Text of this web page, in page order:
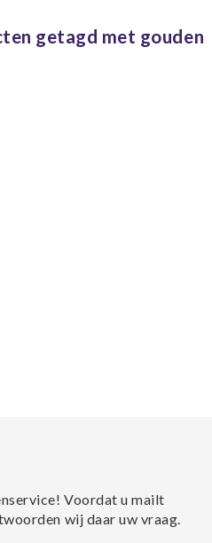
materiaalgetagd met gouden
Voordat u mailt
wij daar uw vraag.